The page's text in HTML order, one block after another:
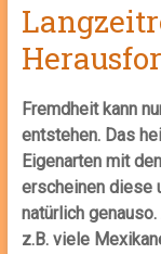
Fremdheit kann
entstehen. Das
Eigenarten mit
erscheinen diese
natürlich
z.B. viele